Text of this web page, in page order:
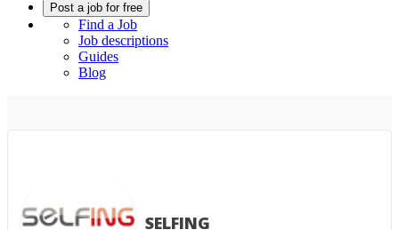
Post a job for free
Find a Job
Job descriptions
Guides
Blog
SELFING